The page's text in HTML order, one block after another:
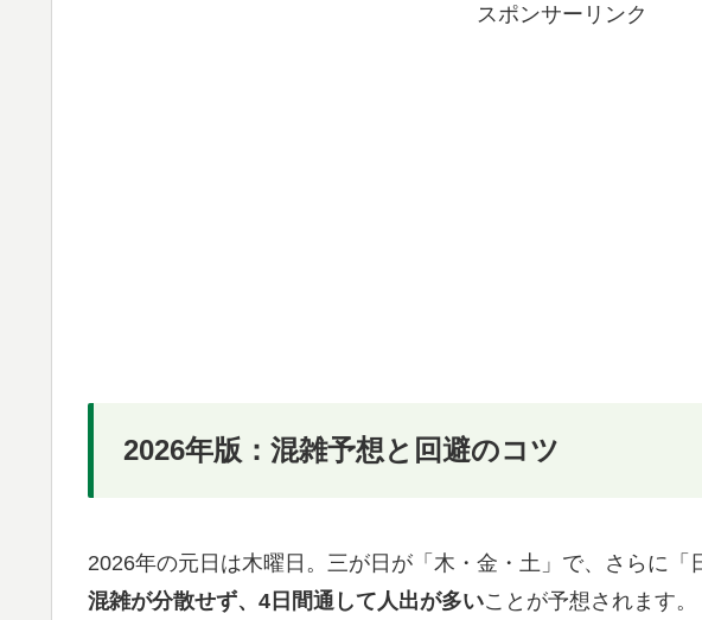
スポンサーリンク
2026年版：混雑予想と回避のコツ
2026年の元日は木曜日。三が日が「木・金・土」で、さらに「
混雑が分散せず、4日間通して人出が多いことが予想されます。